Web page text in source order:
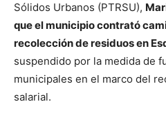
Sólidos Urbanos (PTRSU),
que el municipio contrató
recolección de residuos en
suspendido por la medida de
municipales en el marco del
salarial.